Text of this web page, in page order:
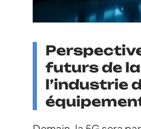
futurs de
l’industrie